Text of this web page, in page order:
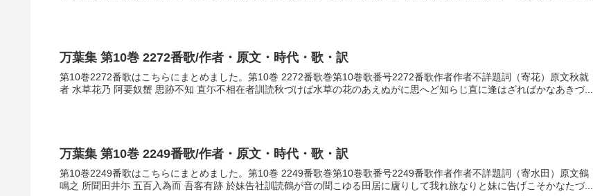
万葉集 第10巻 2272番歌/作者・原文・時代・歌・訳
第10巻2272番歌はこちらにまとめました。第10巻 2272番歌巻第10巻歌番号2272番歌作者作者不詳題詞（寄花）原文秋就
者 水草花乃 阿要奴蟹 思跡不知 直尓不相在者訓読秋づけば水草の花のあえぬがに思へど知らじ直に逢はざればかなあきづ...
万葉集 第10巻 2249番歌/作者・原文・時代・歌・訳
第10巻2249番歌はこちらにまとめました。第10巻 2249番歌巻第10巻歌番号2249番歌作者作者不詳題詞（寄水田）原文鶴
鳴之 所聞田井尓 五百入為而 吾客有跡 於妹告社訓読鶴が音の聞こゆる田居に廬りして我れ旅なりと妹に告げこそかなたづ...